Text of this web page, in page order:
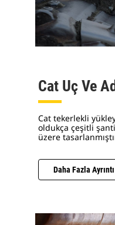
Cat Uç Ve
Cat tekerlekli
oldukça çeşitli
üzere
Daha Fazla Ayrıntı